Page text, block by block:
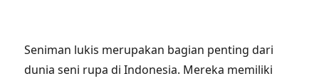
Seniman lukis merupakan bagian penting dari
dunia seni rupa di Indonesia. Mereka memiliki